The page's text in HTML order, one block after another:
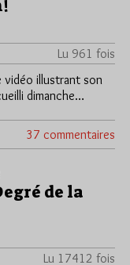
Lu 961 fois
vidéo illustrant son
dimanche…
37 commentaires
de la
Lu 17412 fois